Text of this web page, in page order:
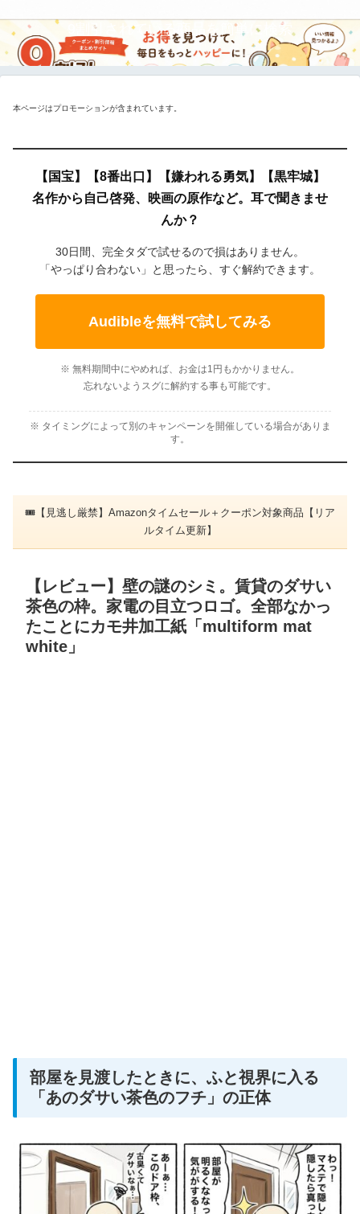
9割引されている商品を簡単に検索
本ページはプロモーションが含まれています。
【国宝】【8番出口】【嫌われる勇気】【黒牢城】
名作から自己啓発、映画の原作など。耳で聞きませ
んか？
30日間、完全タダで試せるので損はありません。
「やっぱり合わない」と思ったら、すぐ解約できます。
Audibleを無料で試してみる
※ 無料期間中にやめれば、お金は1円もかかりません。
忘れないようスグに解約する事も可能です。
※ タイミングによって別のキャンペーンを開催している場合がありま
す。
🎟【見逃し厳禁】Amazonタイムセール＋クーポン対象商品【リア
ルタイム更新】
【レビュー】壁の謎のシミ。賃貸のダサい
茶色の枠。家電の目立つロゴ。全部なかっ
たことにカモ井加工紙「multiform mat
white」
部屋を見渡したときに、ふと視界に入る
「あのダサい茶色のフチ」の正体